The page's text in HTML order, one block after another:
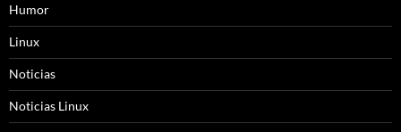
Humor
Linux
Noticias
Noticias Linux